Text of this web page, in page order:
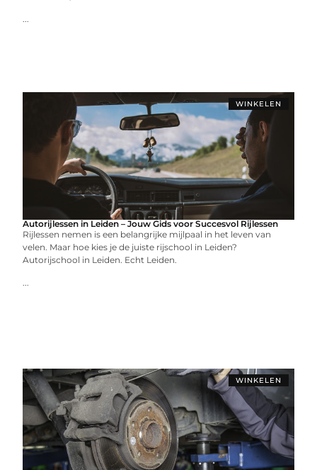
...
WINKELEN
Autorijlessen in Leiden – Jouw Gids voor Succesvol Rijlessen
Rijlessen nemen is een belangrijke mijlpaal in het leven van
velen. Maar hoe kies je de juiste rijschool in Leiden?
Autorijschool in Leiden. Echt Leiden.
...
WINKELEN